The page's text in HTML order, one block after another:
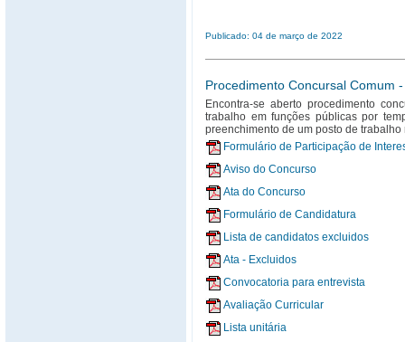
Publicado: 04 de março de 2022
Procedimento Concursal Comum
Encontra-se aberto procedimento
trabalho em funções públicas por
preenchimento de um posto de
Formulário de Participação de
Aviso do Concurso
Ata do Concurso
Formulário de Candidatura
Lista de candidatos excluidos
Ata - Excluidos
Convocatoria para entrevista
Avaliação Curricular
Lista unitária